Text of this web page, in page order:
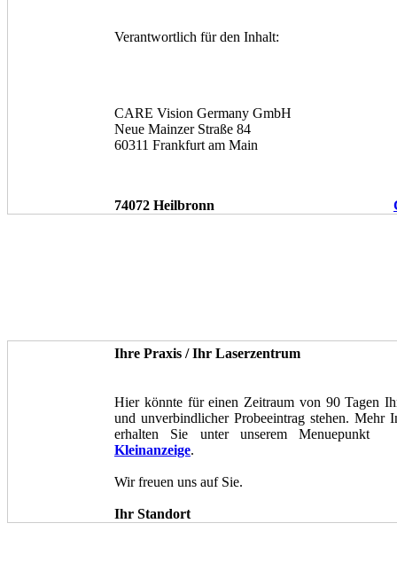
Verantwortlich für den Inhalt:
CARE Vision Germany GmbH
Neue Mainzer Straße 84
60311 Frankfurt am Main
74072 Heilbronn
Ihre Praxis / Ihr Laserzentrum
Hier könnte für einen Zeitraum von 90 Tagen
und unverbindlicher Probeeintrag stehen. Mehr
erhalten Sie unter unserem
Kleinanzeige.
Wir freuen uns auf Sie.
Ihr Standort